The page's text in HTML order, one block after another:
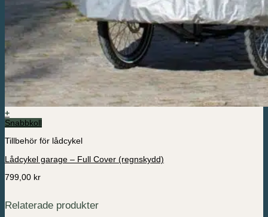
+
Snabbkoll
Tillbehör för lådcykel
Lådcykel garage – Full Cover (regnskydd)
799,00 kr
Relaterade produkter